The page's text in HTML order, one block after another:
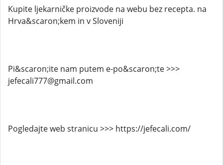
Kupite ljekarničke proizvode na webu bez recepta. na
Hrva&scaron;kem in v Sloveniji
Pi&scaron;ite nam putem e-po&scaron;te >>>
jefecali777@gmail.com
Pogledajte web stranicu >>> https://jefecali.com/